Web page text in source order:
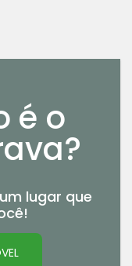
é o
lugar que